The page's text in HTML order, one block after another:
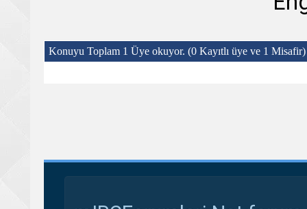
Konuyu Toplam 1 Üye okuyor. (0 Kayıtlı üye ve 1 Misafir)